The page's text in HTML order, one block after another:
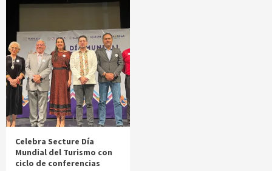
Celebra Secture Día
Mundial del Turismo con
ciclo de conferencias